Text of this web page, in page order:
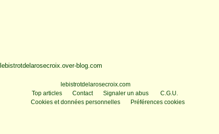
lebistrotdelarosecroix.over-blog.com
lebistrotdelarosecroix.com
Top articles
Contact Signaler un abus
C.G.U.
Cookies et données personnelles
Préférences cookies